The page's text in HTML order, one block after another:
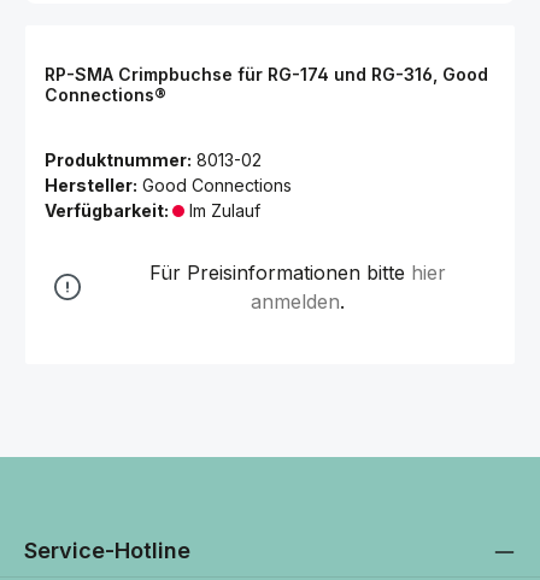
RP-SMA Crimpbuchse für RG-174 und RG-316, Good
Connections®
Produktnummer: 8013-02
Hersteller: Good Connections
Verfügbarkeit:
Im Zulauf
Für Preisinformationen bitte hier
anmelden.
Service-Hotline